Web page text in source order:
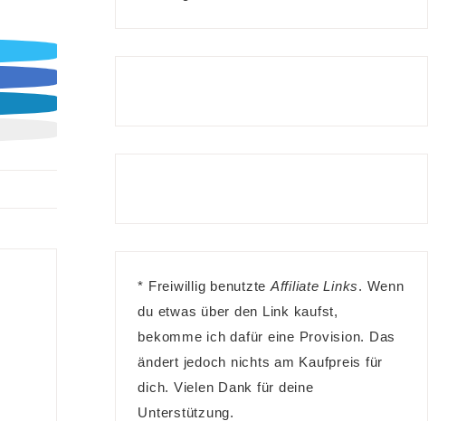
* Freiwillig benutzte Affiliate Links. Wenn
du etwas über den Link kaufst,
bekomme ich dafür eine Provision. Das
ändert jedoch nichts am Kaufpreis für
dich. Vielen Dank für deine
Unterstützung.